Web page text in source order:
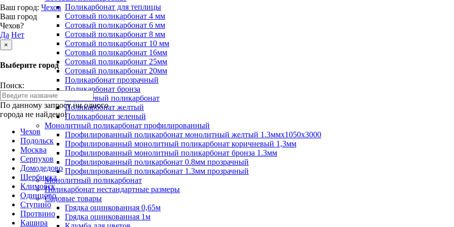
Ваш город: Чехов
Ваш город
Чехов?
Да Нет
×
Выберите город
Поиск:
По данному запросу ни одного
города не найдено!
Чехов
Подольск
Москва
Серпухов
Домодедово
Щербинка
Климовск
Одинцово
Ступино
Протвино
Кашира
Поликарбонат для теплицы
Сотовый поликарбонат 4 мм
Сотовый поликарбонат 6 мм
Сотовый поликарбонат 8 мм
Сотовый поликарбонат 10 мм
Сотовый поликарбонат 16мм
Сотовый поликарбонат 25мм
Сотовый поликарбонат 20мм
Поликарбонат прозрачный
Поликарбонат бронза
Коричневый поликарбонат
Поликарбонат желтый
Поликарбонат зеленый
Монолитный поликарбонат профилированный
Профилированный поликарбонат монолитный желтый 1.3ммх1050х3000
Профилированный монолитный поликарбонат коричневый 1,3мм
Профилированный монолитный поликарбонат бронза 1.3мм
Профилированный поликарбонат 0.8мм прозрачный
Профилированный поликарбонат 1.3мм прозрачный
Монолитный поликарбонат
Поликарбонат нестандартные размеры
Садовые товары
Грядка оцинкованная 0,65м
Грядка оцинкованная 1м